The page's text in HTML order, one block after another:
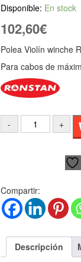
Disponible: En stock
102,60€
Polea Violín winche
Para cabos de
Compartir:
Descripción